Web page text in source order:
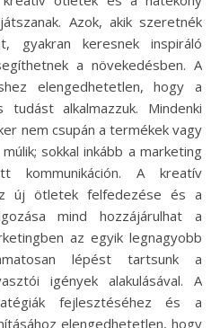
Azok, akik szeretnék
gyakran keresnek inspiráló
a növekedésben. A
elengedhetetlen, hogy a
alkalmazzuk. Mindenki
nem csupán a termékek vagy
sokkal inkább a marketing
kommunikáción. A kreatív
új ötletek felfedezése és a
mind hozzájárulhat a
az egyik legnagyobb
lépést tartsunk a
igények alakulásával. A
fejlesztéséhez és a
elengedhetetlen, hogy